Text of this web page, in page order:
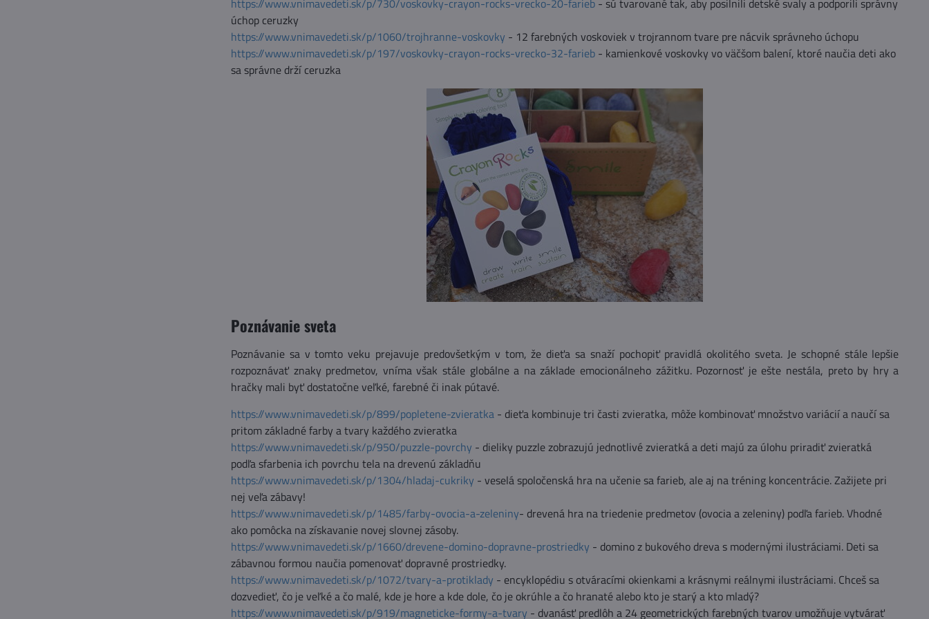
úchop ceruzky
https://www.vnimavedeti.sk/p/1060/trojhranne-voskovky - 12 farebných voskoviek v trojrannom tvare pre nácvik správneho úchopu
https://www.vnimavedeti.sk/p/197/voskovky-crayon-rocks-vrecko-32-farieb- kamienkové voskovky vo väčšom balení, ktoré naučia deti ako
sa správne drží ceruzka
Poznávanie sveta
Poznávanie sa v tomto veku prejavuje predovšetkým v tom, že dieťa sa snaží pochopiť pravidlá okolitého sveta. Je schopné stále lepšie
rozpoznávať znaky predmetov, vníma však stále globálne a na základe emocionálneho zážitku. Pozornosť je ešte nestála, preto by hry a
hračky mali byť dostatočne veľké, farebné či inak pútavé.
https://www.vnimavedeti.sk/p/899/popletene-zvieratka- dieťa kombinuje tri časti zvieratka, môže kombinovať množstvo variácií a naučí sa
pritom základné farby a tvary každého zvieratka
https://www.vnimavedeti.sk/p/950/puzzle-povrchy - dieliky puzzle zobrazujú jednotlivé zvieratká a deti majú za úlohu priradiť zvieratká
podľa sfarbenia ich povrchu tela na drevenú základňu
https://www.vnimavedeti.sk/p/1304/hladaj-cukriky - veselá spoločenská hra na učenie sa farieb, ale aj na tréning koncentrácie. Zažijete pri
nej veľa zábavy!
https://www.vnimavedeti.sk/p/1485/farby-ovocia-a-zeleniny- drevená hra na triedenie predmetov (ovocia a zeleniny) podľa farieb. Vhodné
ako pomôcka na získavanie novej slovnej zásoby.
https://www.vnimavedeti.sk/p/1660/drevene-domino-dopravne-prostriedky - domino z bukového dreva s modernými ilustráciami. Deti sa
zábavnou formou naučia pomenovať dopravné prostriedky.
https://www.vnimavedeti.sk/p/1072/tvary-a-protiklady - encyklopédiu s otváracími okienkami a krásnymi reálnymi ilustráciami. Chceš sa
dozvedieť, čo je veľké a čo malé, kde je hore a kde dole, čo je okrúhle a čo hranaté alebo kto je starý a kto mladý?
https://www.vnimavedeti.sk/p/919/magneticke-formy-a-tvary - dvanásť predlôh a 24 geometrických farebných tvarov umožňuje vytvárať